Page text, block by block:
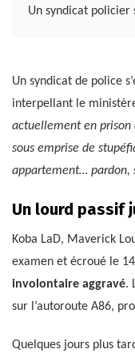
Un syndicat policier
Un syndicat de police
interpellant le
actuellement en prison
sous emprise de
appartement… pardon,
Un lourd passif
Koba LaD, Maverick
examen et écroué le
involontaire aggravé.
sur l’autoroute A86,
Quelques jours plus